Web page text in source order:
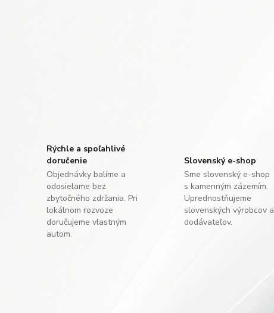
Rýchle a spoľahlivé
doručenie
Objednávky balíme a
odosielame bez
zbytočného zdržania. Pri
lokálnom rozvoze
doručujeme vlastným
autom.
Slovenský e-shop
Sme slovenský e-shop
s kamenným zázemím.
Uprednostňujeme
slovenských výrobcov a
dodávateľov.